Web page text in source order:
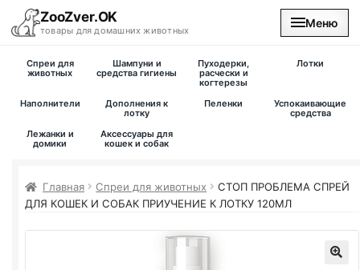
ZooZver.OK
товары для домашних животных
Меню
На главную
Вакансии
Спреи для
животных
Шампуни и
средства гигиены
Пуходерки,
расчески и
когтерезы
Лотки
Наполнители
Дополнения к
лотку
Пеленки
Успокаивающие
средства
Лежанки и
домики
Аксессуары для
кошек и собак
Главная Спреи для животных
СТОП ПРОБЛЕМА СПРЕЙ
ДЛЯ КОШЕК И СОБАК ПРИУЧЕНИЕ К ЛОТКУ 120МЛ